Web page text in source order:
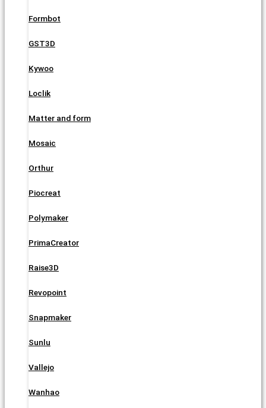
Formbot
GST3D
Kywoo
Loclik
Matter and form
Mosaic
Orthur
Piocreat
Polymaker
PrimaCreator
Raise3D
Revopoint
Snapmaker
Sunlu
Vallejo
Wanhao